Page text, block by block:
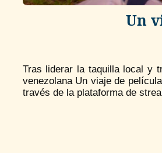
Un
Tras liderar la taquilla local y
venezolana Un viaje de
través de la plataforma de